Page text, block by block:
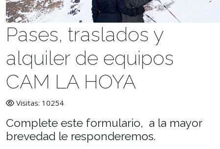
Pases, traslados y
alquiler de equipos
CAM LA HOYA
Visitas: 10254
Complete este formulario, a la mayor
brevedad le responderemos.